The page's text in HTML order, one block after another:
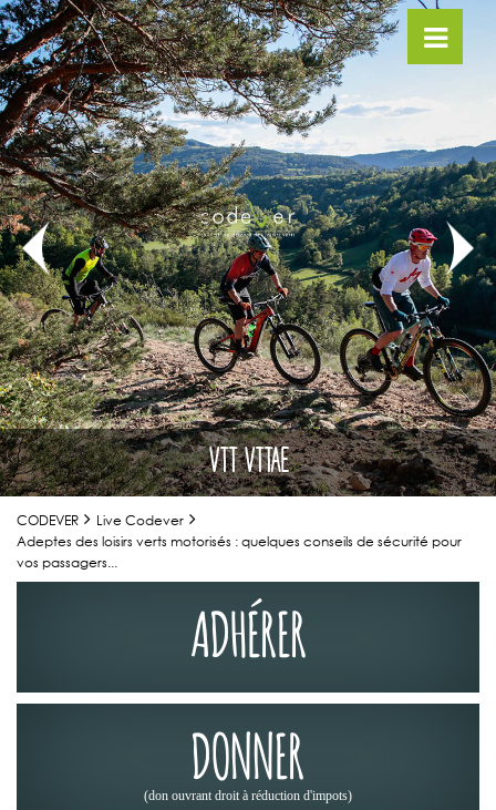
VTT VTTAE
CODEVER
Live Codever
Adeptes des loisirs verts motorisés : quelques conseils de sécurité pour
vos passagers...
ADHÉRER
DONNER
(don ouvrant droit à réduction d'impots)